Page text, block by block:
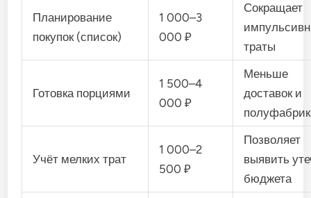
Планирование
покупок (список)
1 000–3
000 ₽
Сокращает
траты
Готовка порциями
1 500–4
000 ₽
Меньше
доставок и
Учёт мелких трат
1 000–2
500 ₽
Позволяет
выявить
бюджета